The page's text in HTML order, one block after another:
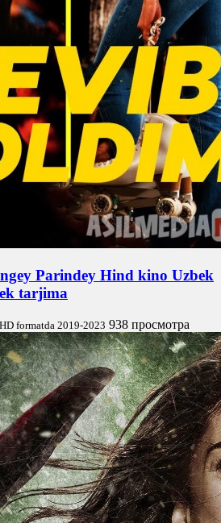
Parindey Hind kino Uzbek
tarjima
formatda 2019-2023 938 просмотра